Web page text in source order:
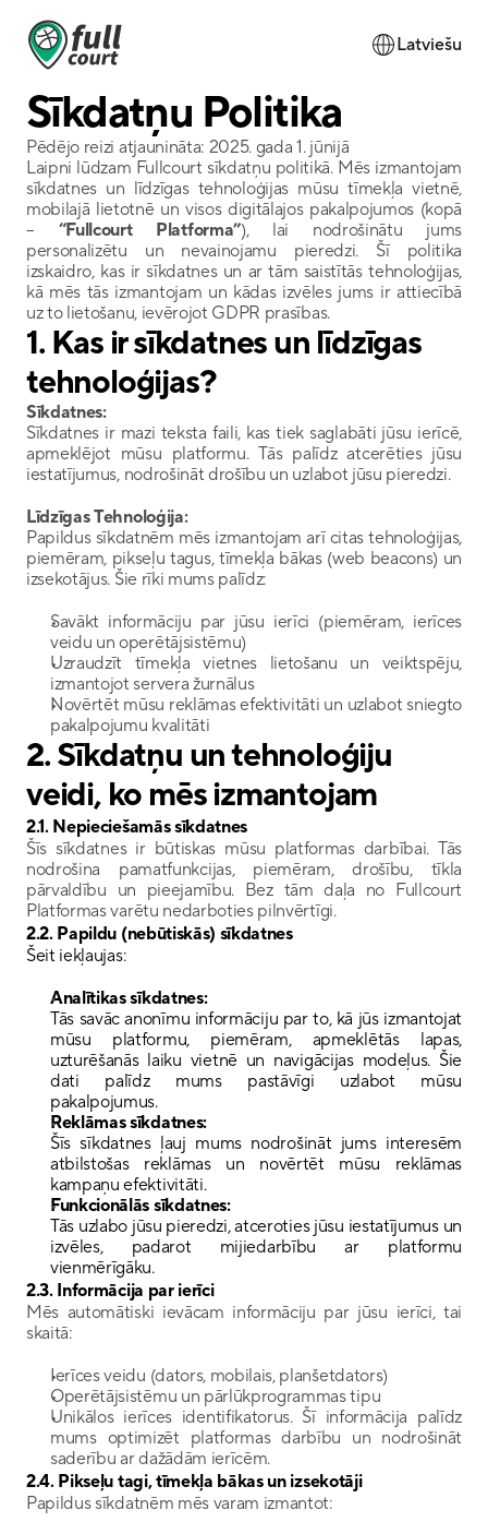
Latviešu
Sīkdatņu Politika
Pēdējo reizi atjaunināta: 2025. gada 1. jūnijā
Laipni lūdzam Fullcourt sīkdatņu politikā. Mēs izmantojam
sīkdatnes un līdzīgas tehnoloģijas mūsu tīmekļa vietnē,
mobilajā lietotnē un visos digitālajos pakalpojumos (kopā
– “Fullcourt Platforma”), lai nodrošinātu jums
personalizētu un nevainojamu pieredzi. Šī politika
izskaidro, kas ir sīkdatnes un ar tām saistītās tehnoloģijas,
kā mēs tās izmantojam un kādas izvēles jums ir attiecībā
uz to lietošanu, ievērojot GDPR prasības.
1. Kas ir sīkdatnes un līdzīgas
tehnoloģijas?
Sīkdatnes:
Sīkdatnes ir mazi teksta faili, kas tiek saglabāti jūsu ierīcē,
apmeklējot mūsu platformu. Tās palīdz atcerēties jūsu
iestatījumus, nodrošināt drošību un uzlabot jūsu pieredzi.
Līdzīgas Tehnoloģija:
Papildus sīkdatnēm mēs izmantojam arī citas tehnoloģijas,
piemēram, pikseļu tagus, tīmekļa bākas (web beacons) un
izsekotājus. Šie rīki mums palīdz:
Savākt informāciju par jūsu ierīci (piemēram, ierīces
veidu un operētājsistēmu)
Uzraudzīt tīmekļa vietnes lietošanu un veiktspēju,
izmantojot servera žurnālus
Novērtēt mūsu reklāmas efektivitāti un uzlabot sniegto
pakalpojumu kvalitāti
2. Sīkdatņu un tehnoloģiju
veidi, ko mēs izmantojam
2.1. Nepieciešamās sīkdatnes
Šīs sīkdatnes ir būtiskas mūsu platformas darbībai. Tās
nodrošina pamatfunkcijas, piemēram, drošību, tīkla
pārvaldību un pieejamību. Bez tām daļa no Fullcourt
Platformas varētu nedarboties pilnvērtīgi.
2.2. Papildu (nebūtiskās) sīkdatnes
Šeit iekļaujas:
Analītikas sīkdatnes:
Tās savāc anonīmu informāciju par to, kā jūs izmantojat
mūsu platformu, piemēram, apmeklētās lapas,
uzturēšanās laiku vietnē un navigācijas modeļus. Šie
dati palīdz mums pastāvīgi uzlabot mūsu
pakalpojumus.
Reklāmas sīkdatnes:
Šīs sīkdatnes ļauj mums nodrošināt jums interesēm
atbilstošas reklāmas un novērtēt mūsu reklāmas
kampaņu efektivitāti.
Funkcionālās sīkdatnes:
Tās uzlabo jūsu pieredzi, atceroties jūsu iestatījumus un
izvēles, padarot mijiedarbību ar platformu
vienmērīgāku.
2.3. Informācija par ierīci
Mēs automātiski ievācam informāciju par jūsu ierīci, tai
skaitā:
Ierīces veidu (dators, mobilais, planšetdators)
Operētājsistēmu un pārlūkprogrammas tipu
Unikālos ierīces identifikatorus. Šī informācija palīdz
mums optimizēt platformas darbību un nodrošināt
saderību ar dažādām ierīcēm.
2.4. Pikseļu tagi, tīmekļa bākas un izsekotāji
Papildus sīkdatnēm mēs varam izmantot: